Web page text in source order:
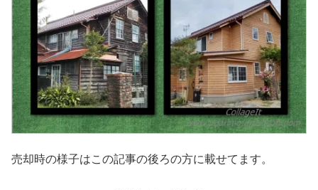
売却時の様子はこの記事の後ろの方に載せてます。